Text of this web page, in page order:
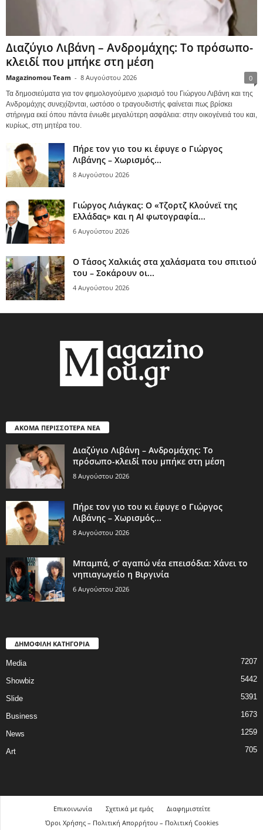
Διαζύγιο Λιβάνη – Ανδρομάχης: Το πρόσωπο-
κλειδί που μπήκε στη μέση
Magazinomou Team - 8 Αυγούστου 2026 0
Τα δημοσιεύματα για τον φημολογούμενο χωρισμό του Γιώργου Λιβάνη και της
Ανδρομάχης συνεχίζονται, ωστόσο ο τραγουδιστής φαίνεται πως βρίσκει
στήριγμα εκεί όπου πάντα ένιωθε μεγαλύτερη ασφάλεια: στην οικογένειά του και,
κυρίως, στη μητέρα του.
Πήρε τον γιο του κι έφυγε ο Γιώργος
Λιβάνης – Χωρισμός...
8 Αυγούστου 2026
Γιώργος Λιάγκας: Ο «Τζορτζ Κλούνεϊ της
Ελλάδας» και η AI φωτογραφία...
6 Αυγούστου 2026
Ο Τάσος Χαλκιάς στα χαλάσματα του σπιτιού
του – Σοκάρουν οι...
4 Αυγούστου 2026
ΑΚΟΜΑ ΠΕΡΙΣΣΟΤΕΡΑ ΝΕΑ
Διαζύγιο Λιβάνη – Ανδρομάχης: Το
πρόσωπο-κλειδί που μπήκε στη μέση
8 Αυγούστου 2026
Πήρε τον γιο του κι έφυγε ο Γιώργος
Λιβάνης – Χωρισμός...
8 Αυγούστου 2026
Μπαμπά, σ’ αγαπώ νέα επεισόδια: Χάνει το
νηπιαγωγείο η Βιργινία
6 Αυγούστου 2026
ΔΗΜΟΦΙΛΗ ΚΑΤΗΓΟΡΙΑ
Media 7207
Showbiz 5442
Slide 5391
Business 1673
News 1259
Art 705
Επικοινωνία Σχετικά με εμάς
Διαφημιστείτε
Όροι Χρήσης – Πολιτική Απορρήτου – Πολιτική Cookies